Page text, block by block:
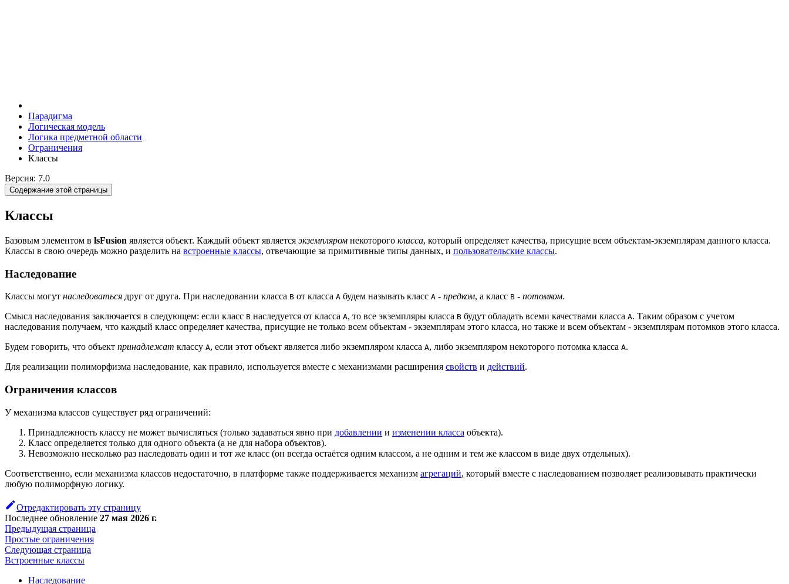
Парадигма
Логическая модель
Логика предметной области
Ограничения
Классы
Версия: 7.0
Содержание этой страницы
Классы
Базовым элементом в lsFusion является объект. Каждый объект является экземпляром некоторого класса, который определяет качества, присущие всем объектам-экземплярам данного класса.
Классы в свою очередь можно разделить на встроенные классы, отвечающие за примитивные типы данных, и пользовательские классы.
Наследование
Классы могут наследоваться друг от друга. При наследовании класса B от класса A будем называть класс A - предком, а класс B - потомком.
Смысл наследования заключается в следующем: если класс B наследуется от класса A, то все экземпляры класса B будут обладать всеми качествами класса A. Таким образом с учетом
наследования получаем, что каждый класс определяет качества, присущие не только всем объектам - экземплярам этого класса, но также и всем объектам - экземплярам потомков этого класса.
Будем говорить, что объект принадлежат классу A, если этот объект является либо экземпляром класса A, либо экземпляром некоторого потомка класса A.
Для реализации полиморфизма наследование, как правило, используется вместе с механизмами расширения свойств и действий.
Ограничения классов
У механизма классов существует ряд ограничений:
Принадлежность классу не может вычисляться (только задаваться явно при добавлении и изменении класса объекта).
Класс определяется только для одного объекта (а не для набора объектов).
Невозможно несколько раз наследовать один и тот же класс (он всегда остаётся одним классом, а не одним и тем же классом в виде двух отдельных).
Соответственно, если механизма классов недостаточно, в платформе также поддерживается механизм агрегаций, который вместе с наследованием позволяет реализовывать практически
любую полиморфную логику.
Отредактировать эту страницу
Последнее обновление 27 мая 2026 г.
Предыдущая страница
Простые ограничения
Следующая страница
Встроенные классы
Наследование